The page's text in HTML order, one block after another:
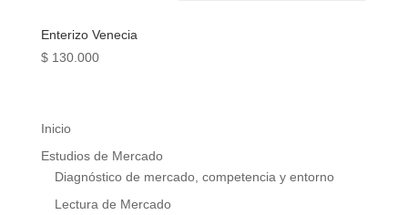
Enterizo Venecia
$130.000
Inicio
Estudios de Mercado
Diagnóstico de mercado, competencia y entorno
Lectura de Mercado